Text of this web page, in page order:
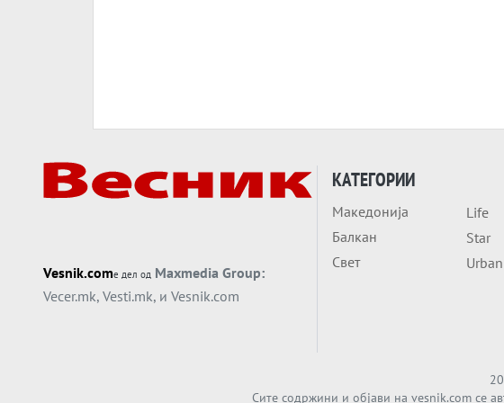
Vesnik.comе дел од Maxmedia Group:
Vecer.mk, Vesti.mk, и Vesnik.com
КАТЕГОРИИ
Македонија
Балкан
Свет
Life
Star
Urban
Сите содржини и објави на vesnik.com се